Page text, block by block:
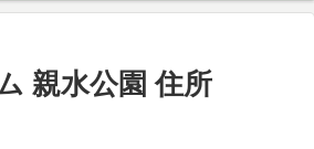
親水公園 住所